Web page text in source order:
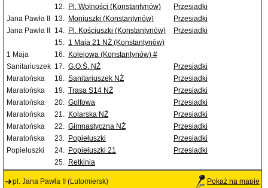
12. Pl. Wolności (Konstantynów)
Przesiadki
Jana Pawła II
13. Moniuszki (Konstantynów)
Przesiadki
Jana Pawła II
14. Pl. Kościuszki (Konstantynów)
Przesiadki
15. 1 Maja 21 NŻ (Konstantynów)
1 Maja
16. Kolejowa (Konstantynów) #
Sanitariuszek 17. G.O.Ś. NŻ
Przesiadki
Maratońska
18. Sanitariuszek NŻ
Przesiadki
Maratońska
19. Trasa S14 NŻ
Przesiadki
Maratońska
20. Golfowa
Przesiadki
Maratońska
21. Kolarska NŻ
Przesiadki
Maratońska
22. Gimnastyczna NŻ
Przesiadki
Maratońska
23. Popiełuszki
Przesiadki
Popiełuszki
24. Popiełuszki 21
Przesiadki
25. Retkinia
pl. Jana Pawła II (Lutomiersk) Pokaż na mapie